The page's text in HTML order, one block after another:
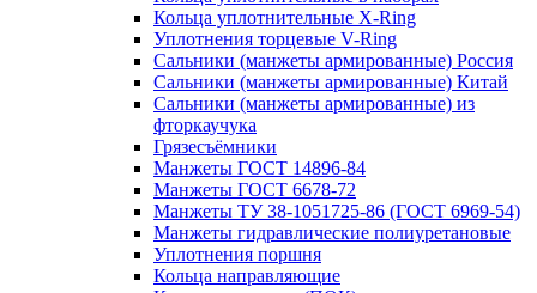
Кольца уплотнительные Х-Ring
Уплотнения торцевые V-Ring
Сальники (манжеты армированные) Россия
Сальники (манжеты армированные) Китай
Сальники (манжеты армированные) из
фторкаучука
Грязесъёмники
Манжеты ГОСТ 14896-84
Манжеты ГОСТ 6678-72
Манжеты ТУ 38-1051725-86 (ГОСТ 6969-54)
Манжеты гидравлические полиуретановые
Уплотнения поршня
Кольца направляющие